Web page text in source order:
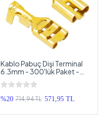
Kablo Pabuç Dişi Terminal
6.3mm - 300'lük Paket -
Büyük Boy Hoparlör Pabucu
- 6.3 mm Dişi Terminal - 300
Adet
%20 714,94 TL 571,95 TL